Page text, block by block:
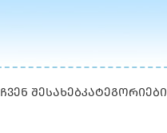
ᲩᲕᲔᲜ ᲨᲔᲡᲐᲮᲔᲑᲙᲐᲢᲔᲒᲝᲠᲘᲔᲑᲘ